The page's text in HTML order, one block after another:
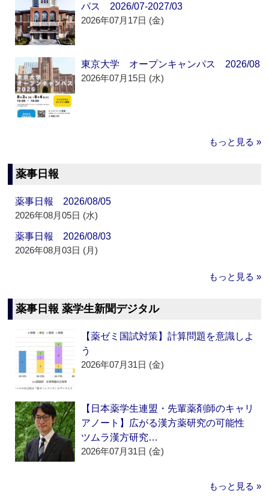
パス 2026/07-2027/03
2026年07月17日 (金)
東京大学 オープンキャンパス 2026/08
2026年07月15日 (水)
もっと見る »
薬事日報
薬事日報 2026/08/05
2026年08月05日 (水)
薬事日報 2026/08/03
2026年08月03日 (月)
もっと見る »
薬事日報 薬学生新聞デジタル
【薬ゼミ国試対策】計算問題を意識しよ
う
2026年07月31日 (金)
【日本薬学生連盟・先輩薬剤師のキャリ
アノート】広がる漢方薬研究の可能性
ツムラ漢方研究…
2026年07月31日 (金)
もっと見る »